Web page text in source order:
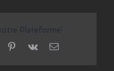
Plateforme!
tumblr pinterest
vk Email